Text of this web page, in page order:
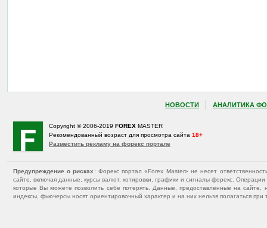
НОВОСТИ АНАЛИТИКА
Copyright © 2006-2019 FOREX MASTER
Рекомендованный возраст для просмотра сайта 18+
Разместить рекламу на форекс портале
Предупреждение о рисках : Форекс портал «Forex Master» не несет
сайте, включая данные, курсы валют, котировки, графики и сигналы форекс.
которые Вы можете позволить себе потерять. Данные, предоставленные на
индексы, фьючерсы носят ориентировочный характер и на них нельзя полагаться при